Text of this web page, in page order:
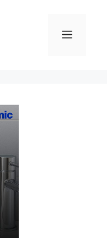
메